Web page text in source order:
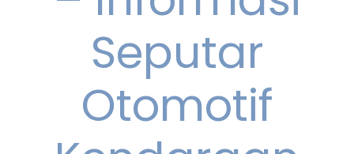
Seputar
Otomotif